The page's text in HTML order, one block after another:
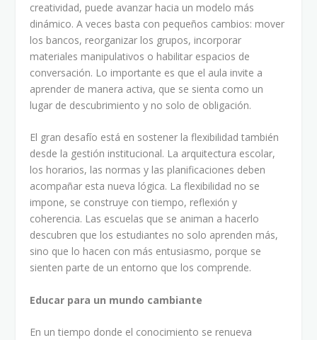
creatividad, puede avanzar hacia un modelo más
dinámico. A veces basta con pequeños cambios: mover
los bancos, reorganizar los grupos, incorporar
materiales manipulativos o habilitar espacios de
conversación. Lo importante es que el aula invite a
aprender de manera activa, que se sienta como un
lugar de descubrimiento y no solo de obligación.
El gran desafío está en sostener la flexibilidad también
desde la gestión institucional. La arquitectura escolar,
los horarios, las normas y las planificaciones deben
acompañar esta nueva lógica. La flexibilidad no se
impone, se construye con tiempo, reflexión y
coherencia. Las escuelas que se animan a hacerlo
descubren que los estudiantes no solo aprenden más,
sino que lo hacen con más entusiasmo, porque se
sienten parte de un entorno que los comprende.
Educar para un mundo cambiante
En un tiempo donde el conocimiento se renueva